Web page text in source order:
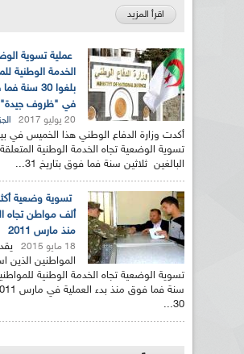
اقرأ المزيد
عملية تسوية
الخدمة الوطنية
بلغوا 30
في "ظروف جيدة"
20 يوليو 2017
أكدت وزارة الدفاع الوطني هذا الخميس في
تسوية الوضعية تجاه الخدمة الوطنية
البالغين ثلاثين سنة فما فوق بتاريخ 31...
ألف مواطن تجاه
منذ مارس 2011
18 مايو 2015
المواطنين الذين
30...